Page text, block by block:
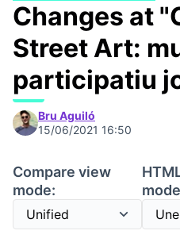
Changes at
Street Art:
participatiu
Bru Aguiló
15/06/2021 16:50
Compare view
mode: